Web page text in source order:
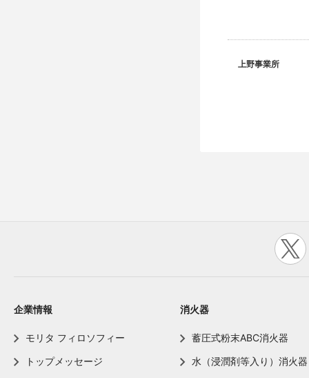
上野事業所
企業情報
モリタ フィロソフィー
トップメッセージ
消火器
蓄圧式粉末ABC消火器
水（浸潤剤等入り）消火器